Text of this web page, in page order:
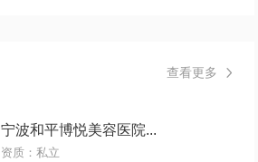
查看更多 
宁波和平博悦美容医院...
资质：私立